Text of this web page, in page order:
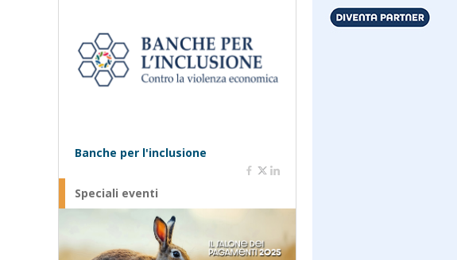
Banche per l'inclusione
Speciali eventi